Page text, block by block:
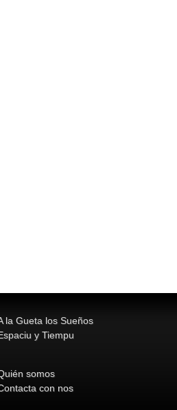
la Gueta los Sueños
y Tiempu
somos
con nos